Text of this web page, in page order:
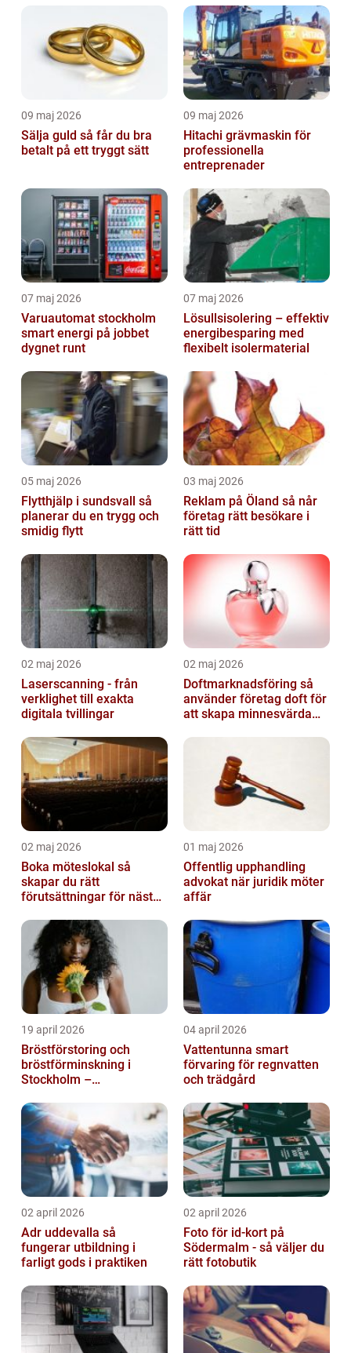
09 maj 2026
Sälja guld så får du bra
betalt på ett tryggt sätt
09 maj 2026
Hitachi grävmaskin för
professionella
entreprenader
07 maj 2026
Varuautomat stockholm
smart energi på jobbet
dygnet runt
07 maj 2026
Lösullsisolering – effektiv
energibesparing med
flexibelt isolermaterial
05 maj 2026
Flytthjälp i sundsvall så
planerar du en trygg och
smidig flytt
03 maj 2026
Reklam på Öland så når
företag rätt besökare i
rätt tid
02 maj 2026
Laserscanning - från
verklighet till exakta
digitala tvillingar
02 maj 2026
Doftmarknadsföring så
använder företag doft för
att skapa minnesvärda
02 maj 2026
Boka möteslokal så
skapar du rätt
förutsättningar för nästa
01 maj 2026
Offentlig upphandling
advokat när juridik möter
affär
19 april 2026
Bröstförstoring och
bröstförminskning i
Stockholm –
04 april 2026
Vattentunna smart
förvaring för regnvatten
och trädgård
02 april 2026
Adr uddevalla så
fungerar utbildning i
farligt gods i praktiken
02 april 2026
Foto för id-kort på
Södermalm - så väljer du
rätt fotobutik